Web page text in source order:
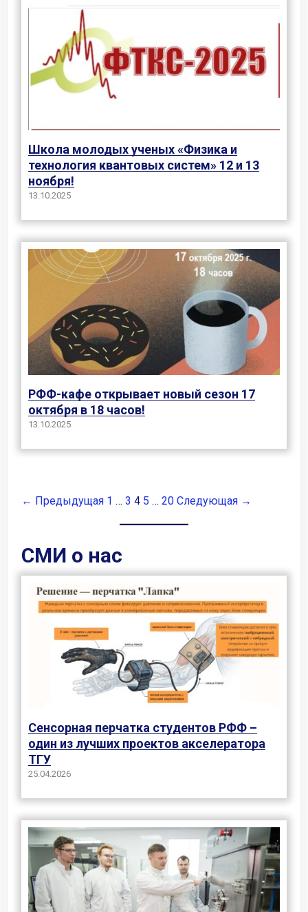
Школа молодых ученых «Физика и
технология квантовых систем» 12 и 13
ноября!
13.10.2025
РФФ-кафе открывает новый сезон 17
октября в 18 часов!
13.10.2025
← Предыдущая 1 … 3 4 5 … 20 Следующая →
СМИ о нас
Сенсорная перчатка студентов РФФ –
один из лучших проектов акселератора
ТГУ
25.04.2026